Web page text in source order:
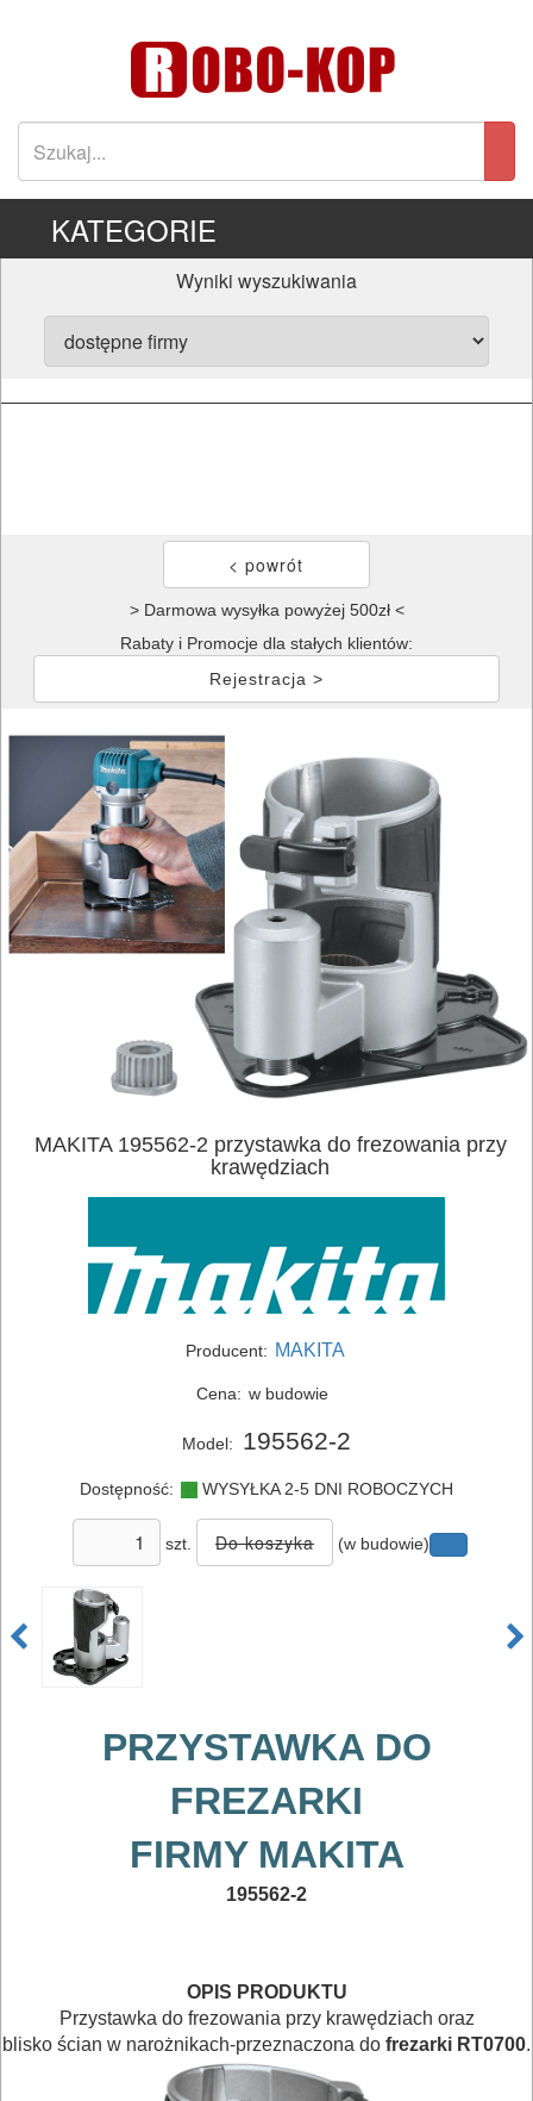
ELEKTRONARZĘDZIA
SIECIOWE
ELEKTRONARZĘDZIA
AKCESORIA
ELEKTRONARZĘDZI
MAGAZYNOWANIE
POMIAROWE
BUDOWLANE
AKCESORIA
MASZYNKI
URZĄDZENIA
KATEGORIE
Wyniki wyszukiwania
> Darmowa wysyłka powyżej 500zł <
Rabaty i Promocje dla stałych klientów:
Rejestracja >
MAKITA 195562-2 przystawka do frezowania przy
krawędziach
Producent: MAKITA
Cena: w budowie
Model: 195562-2
Dostępność: WYSYŁKA 2-5 DNI ROBOCZYCH
szt. (w budowie)
PRZYSTAWKA DO
FREZARKI
FIRMY MAKITA
195562-2
OPIS PRODUKTU
Przystawka do frezowania przy krawędziach oraz
blisko ścian w narożnikach-przeznaczona do frezarki RT0700.